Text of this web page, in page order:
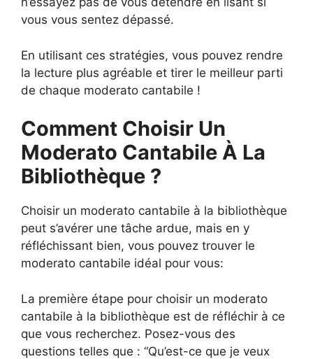
vous vous sentez dépassé.
En utilisant ces stratégies, vous pouvez rendre
la lecture plus agréable et tirer le meilleur parti
de chaque moderato cantabile !
Comment Choisir Un
Moderato Cantabile À La
Bibliothèque ?
Choisir un moderato cantabile à la bibliothèque
peut s’avérer une tâche ardue, mais en y
réfléchissant bien, vous pouvez trouver le
moderato cantabile idéal pour vous:
La première étape pour choisir un moderato
cantabile à la bibliothèque est de réfléchir à ce
que vous recherchez. Posez-vous des
questions telles que : “Qu’est-ce que je veux